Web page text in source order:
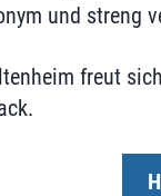
und streng
freut